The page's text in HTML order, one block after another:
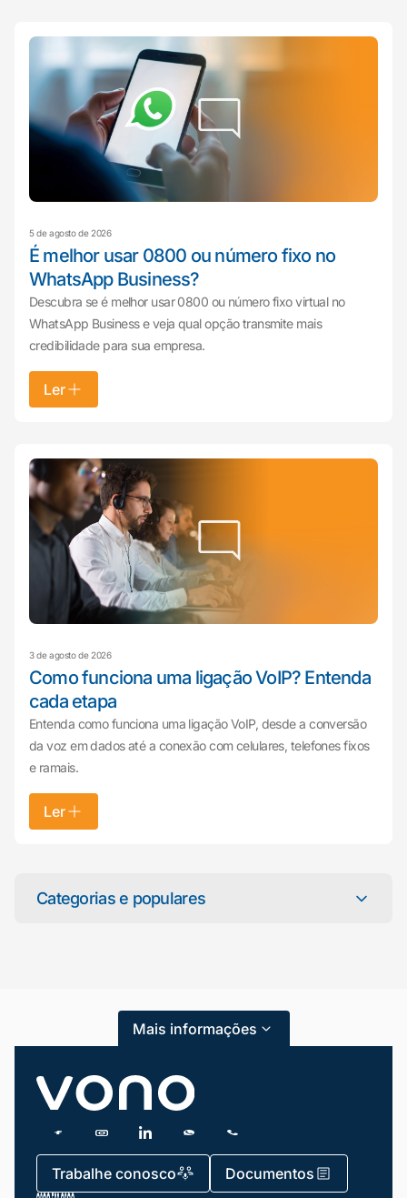
5 de agosto de 2026
É melhor usar 0800 ou número fixo no
WhatsApp Business?
Descubra se é melhor usar 0800 ou número fixo virtual no
WhatsApp Business e veja qual opção transmite mais
credibilidade para sua empresa.
Ler
3 de agosto de 2026
Como funciona uma ligação VoIP? Entenda
cada etapa
Entenda como funciona uma ligação VoIP, desde a conversão
da voz em dados até a conexão com celulares, telefones fixos
e ramais.
Ler
Categorias e populares
Atendimento ao Cliente
Blog
Dicas e Tutoriais
Gestão de Condomínios
Gestão de Frotas
Gestão de Negócios
Mais informações
Trabalhe conosco Documentos
online agora